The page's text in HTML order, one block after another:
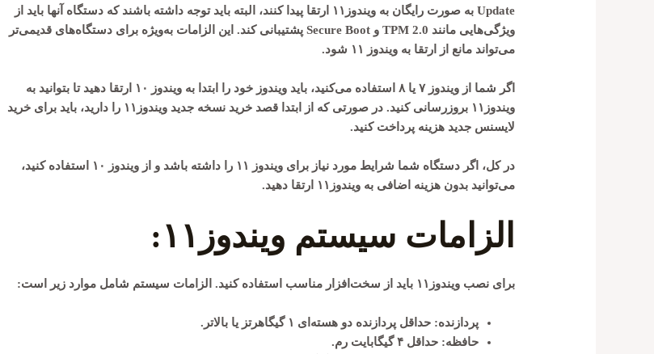
Update
به صورت رایگان به ویندوز۱۱ ارتقا پیدا کنند، البته باید توجه داشته باشند که دستگاه آنها باید از
ویژگی‌هایی مانند TPM 2.0 وSecure Boot پشتیبانی کند. این الزامات به‌ویژه برای دستگاه‌های قدیمی‌تر
می‌تواند مانع از ارتقا به ویندوز ۱۱ شود.
اگر شما از ویندوز ۷ یا ۸ استفاده می‌کنید، باید ویندوز خود را ابتدا به ویندوز ۱۰ ارتقا دهید تا بتوانید به
ویندوز۱۱ بروزرسانی کنید. در صورتی که از ابتدا قصد خرید نسخه جدید ویندوز۱۱ را دارید، باید برای خرید
لایسنس جدید هزینه پرداخت کنید.
در کل، اگر دستگاه شما شرایط مورد نیاز برای ویندوز ۱۱ را داشته باشد و از ویندوز ۱۰ استفاده کنید،
می‌توانید بدون هزینه اضافی به ویندوز۱۱ ارتقا دهید.
الزامات سیستم ویندوز۱۱:
برای نصب ویندوز۱۱ باید از سخت‌افزار مناسب استفاده کنید. الزامات سیستم شامل موارد زیر است:
پردازنده: حداقل پردازنده دو هسته‌ای ۱ گیگاهرتز یا بالاتر.
حافظه: حداقل ۴ گیگابایت رم.